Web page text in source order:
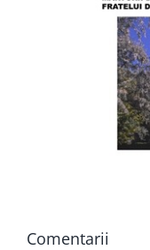
Comentarii